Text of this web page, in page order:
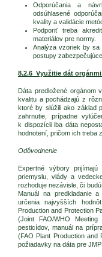
Odporúčania a
odsúhlasené
kvality a validácie
Podporiť treba
materiálov pre normy.
Analýza vzoriek by sa
postupy
8.2.6 Využitie dát
Dáta predložené orgánom
kvalitu a pochádzajú z
ktoré by slúžili ako základ
zahrnutie, prípadne
k dispozícii iba dáta
hodnotení, pričom ich treba
Odôvodnenie
Expertné výbory
priemyslu, vlády a
rozhoduje nezávisle, či
Manuál na predkladanie
určenia najvyšších
Production and Protection
(Joint FAO/WHO
pesticídov, manuál na
(FAO Plant Production and
požiadavky na dáta pre